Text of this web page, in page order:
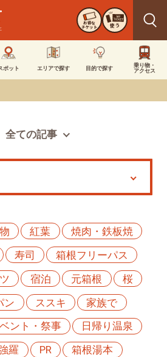
お得な
チケット 使う
ポット エリアで探す 目的で探す
乗り物・
アクセス
全ての記事
特集
紅葉
焼肉・鉄板焼
寿司
箱根フリーパス
宿泊 元箱根
桜
ン ススキ
家族で
ント・祭事
日帰り温泉
羅 PR
箱根湯本